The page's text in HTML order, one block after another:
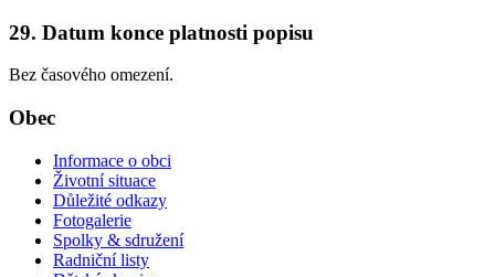
29. Datum konce platnosti popisu
Bez časového omezení.
Obec
Informace o obci
Životní situace
Důležité odkazy
Fotogalerie
Spolky & sdružení
Radniční listy